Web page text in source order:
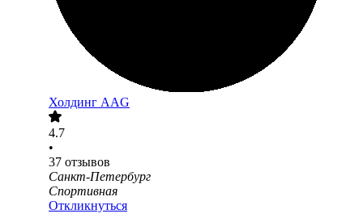
Холдинг AAG
4.7
•
37 отзывов
Санкт-Петербург
Спортивная
Откликнуться